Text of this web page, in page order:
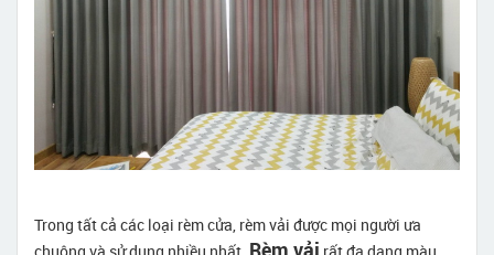
Trong tất cả các loại rèm cửa, rèm vải được mọi người ưa